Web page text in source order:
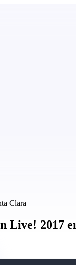
Clara
Live! 2017